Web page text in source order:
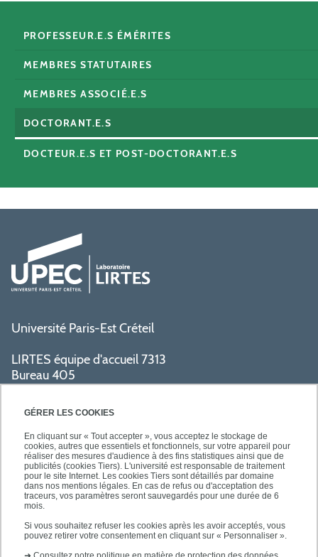
GÉRER LES COOKIES
En cliquant sur « Tout accepter », vous acceptez le stockage de
cookies, autres que essentiels et fonctionnels, sur votre appareil pour
réaliser des mesures d'audience à des fins statistiques ainsi que de
publicités (cookies Tiers). L'université est responsable de traitement
pour le site Internet. Les cookies Tiers sont détaillés par domaine
dans nos mentions légales. En cas de refus ou d'acceptation des
traceurs, vos paramètres seront sauvegardés pour une durée de 6
mois.
Si vous souhaitez refuser les cookies après les avoir acceptés, vous
pouvez retirer votre consentement en cliquant sur « Personnaliser ».
PROFESSEUR.E.S ÉMÉRITES
MEMBRES STATUTAIRES
MEMBRES ASSOCIÉ.E.S
DOCTORANT.E.S
DOCTEUR.E.S ET POST-DOCTORANT.E.S
Université Paris-Est Créteil
LIRTES équipe d'accueil 7313
Bureau 405
Bâtiment La Pyramide
80 avenue du Général de Gaulle
PRATIQUE
ACCÈS RAPIDES